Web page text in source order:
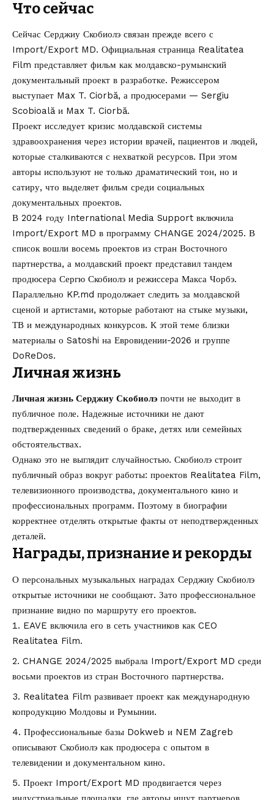
Что сейчас
Сейчас Серджиу Скобиолэ связан прежде всего с
Import/Export MD. Официальная страница Realitatea
Film представляет фильм как молдавско-румынский
документальный проект в разработке. Режиссером
выступает Max T. Ciorbă, а продюсерами — Sergiu
Scobioală и Max T. Ciorbă.
Проект исследует кризис молдавской системы
здравоохранения через истории врачей, пациентов и людей,
которые сталкиваются с нехваткой ресурсов. При этом
авторы используют не только драматический тон, но и
сатиру, что выделяет фильм среди социальных
документальных проектов.
В 2024 году International Media Support включила
Import/Export MD в программу CHANGE 2024/2025. В
список вошли восемь проектов из стран Восточного
партнерства, а молдавский проект представил тандем
продюсера Сергю Скобиолэ и режиссера Макса Чорбэ.
Параллельно KP.md продолжает следить за молдавской
сценой и артистами, которые работают на стыке музыки,
ТВ и международных конкурсов. К этой теме близки
материалы о Satoshi на Евровидении-2026 и группе
DoReDos.
Личная жизнь
Личная жизнь Серджиу Скобиолэ почти не выходит в
публичное поле. Надежные источники не дают
подтвержденных сведений о браке, детях или семейных
обстоятельствах.
Однако это не выглядит случайностью. Скобиолэ строит
публичный образ вокруг работы: проектов Realitatea Film,
телевизионного производства, документального кино и
профессиональных программ. Поэтому в биографии
корректнее отделять открытые факты от неподтвержденных
деталей.
Награды, признание и рекорды
О персональных музыкальных наградах Серджиу Скобиолэ
открытые источники не сообщают. Зато профессиональное
признание видно по маршруту его проектов.
EAVE включила его в сеть участников как CEO
Realitatea Film.
CHANGE 2024/2025 выбрала Import/Export MD среди
восьми проектов из стран Восточного партнерства.
Realitatea Film развивает проект как международную
копродукцию Молдовы и Румынии.
Профессиональные базы Dokweb и NEM Zagreb
описывают Скобиолэ как продюсера с опытом в
телевидении и документальном кино.
Проект Import/Export MD продвигается через